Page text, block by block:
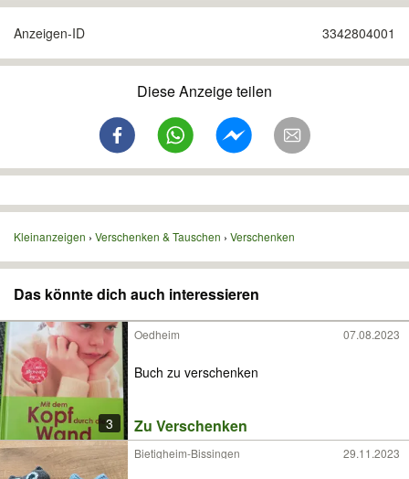
Anzeigen-ID 3342804001
Diese Anzeige teilen
Kleinanzeigen Verschenken & Tauschen Verschenken
Das könnte dich auch interessieren
3
Oedheim 07.08.2023
Buch zu verschenken
Zu Verschenken
Bietigheim-Bissingen 29.11.2023